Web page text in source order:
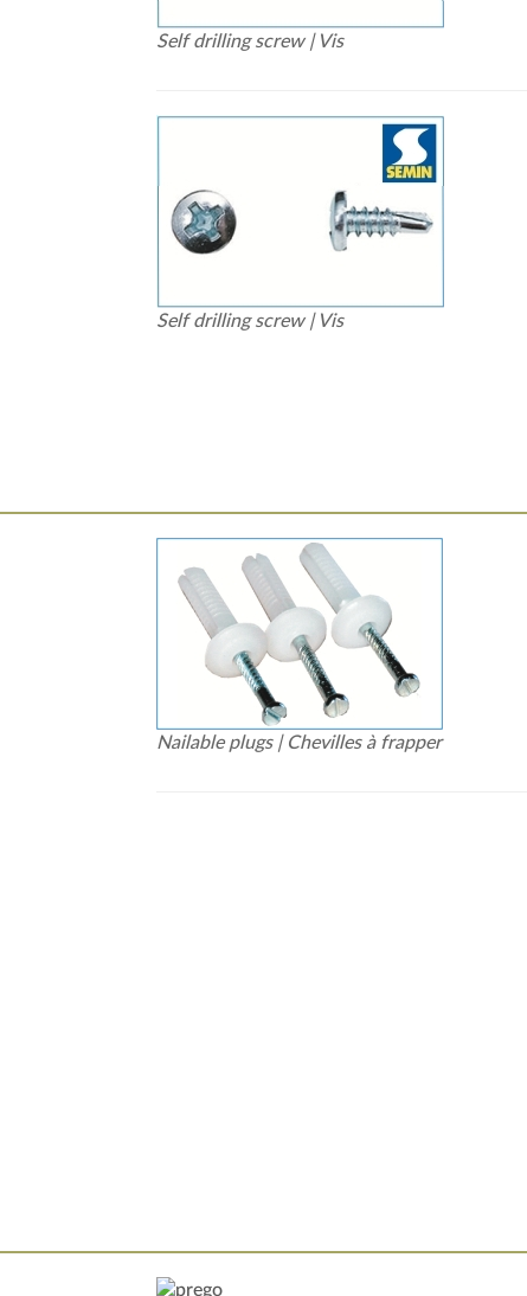
Self drilling screw | Vis
Self drilling screw | Vis
Nailable plugs | Chevilles à frapper